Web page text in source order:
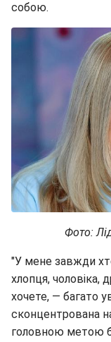
собою.
Фото:
"У мене завжди
хлопця, чоловіка,
хочете, — багато
сконцентрована
головною метою